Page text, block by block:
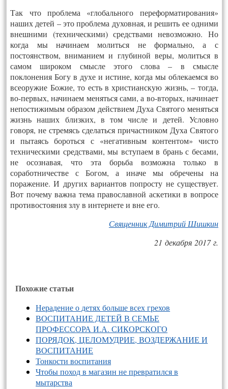
Так что проблема «глобального переформатирования»
наших детей – это проблема духовная, и решить ее одними
внешними (техническими) средствами невозможно. Но
когда мы начинаем молиться не формально, а с
постоянством, вниманием и глубиной веры, молиться в
самом широком смысле этого слова – в смысле
поклонения Богу в духе и истине, когда мы облекаемся во
всеоружие Божие, то есть в христианскую жизнь, – тогда,
во-первых, начинаем меняться сами, а во-вторых, начинает
непостижимым образом действием Духа Святого меняться
жизнь наших близких, в том числе и детей. Условно
говоря, не стремясь сделаться причастником Духа Святого
и пытаясь бороться с «негативным контентом» чисто
техническими средствами, мы вступаем в брань с бесами,
не осознавая, что эта борьба возможна только в
соработничестве с Богом, а иначе мы обречены на
поражение. И других вариантов попросту не существует.
Вот почему важна тема православной аскетики в вопросе
противостояния злу в интернете и вне его.
Священник Димитрий Шишкин
21 декабря 2017 г.
Похожие статьи
Нерадение о детях больше всех грехов
ВОСПИТАНИЕ ДЕТЕЙ В СЕМЬЕ
ПРОФЕССОРА И.А. СИКОРСКОГО
ПОРЯДОК, ЦЕЛОМУДРИЕ, ВОЗДЕРЖАНИЕ И
ВОСПИТАНИЕ
Тонкости воспитания
Чтобы поход в магазин не превратился в
мытарства